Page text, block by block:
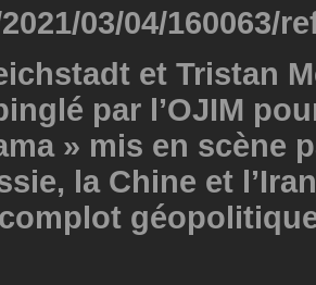
03/04/160063/
et Tristan
par l’OJIM
» mis en scène
la Chine et